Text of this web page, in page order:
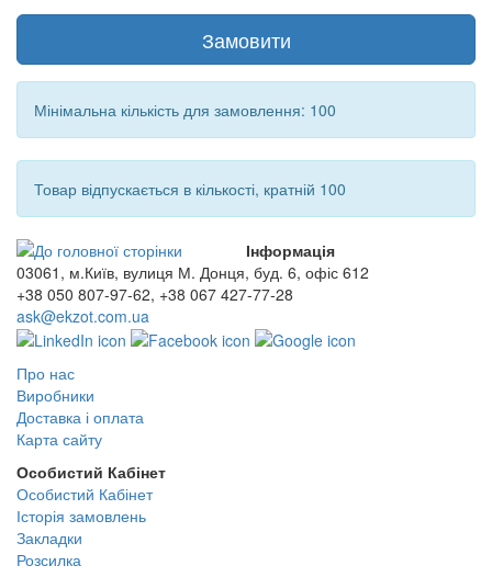
Замовити
Мінімальна кількість для замовлення: 100
Товар відпускається в кількості, кратній 100
03061, м.Київ, вулиця М. Донця, буд. 6, офіс 612
+38 050 807-97-62, +38 067 427-77-28
ask@ekzot.com.ua
Інформація
Про нас
Виробники
Доставка і оплата
Карта сайту
Особистий Кабінет
Особистий Кабінет
Історія замовлень
Закладки
Розсилка